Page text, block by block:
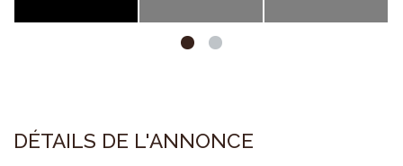
DÉTAILS DE L'ANNONCE